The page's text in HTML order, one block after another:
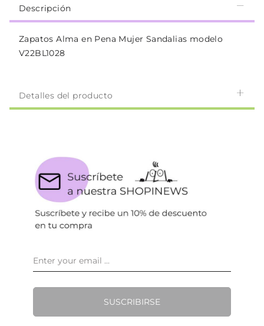
Descripción
Zapatos Alma en Pena Mujer Sandalias modelo
V22BL1028
Detalles del producto
SUSCRIBIRSE